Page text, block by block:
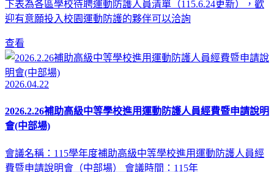
下表為各區學校待聘運動防護人員清單（115.6.24更新），歡
迎有意願投入校園運動防護的夥伴可以洽詢
查看
2026.04.22
2026.2.26補助高級中等學校進用運動防護人員經費暨申請說明
會(中部場)
會議名稱：115學年度補助高級中等學校進用運動防護人員經
費暨申請說明會（中部場） 會議時間：115年